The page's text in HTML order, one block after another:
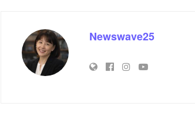
Newswave25